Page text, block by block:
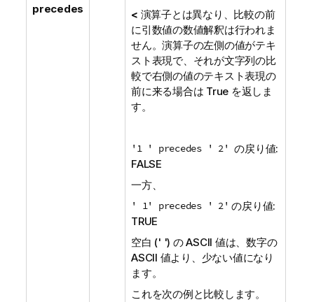
precedes < 演算子とは異なり、比較の前
に引数値の数値解釈は行われま
せん。演算子の左側の値がテキ
スト表現で、それが文字列の比
較で右側の値のテキスト表現の
前に来る場合は True を返しま
す。
'1 ' precedes ' 2'の戻り値:
FALSE
一方、
' 1' precedes ' 2' の戻り値:
TRUE
空白 (' ') の ASCII 値は、数字の
ASCII 値より、少ない値になり
ます。
これを次の例と比較します。